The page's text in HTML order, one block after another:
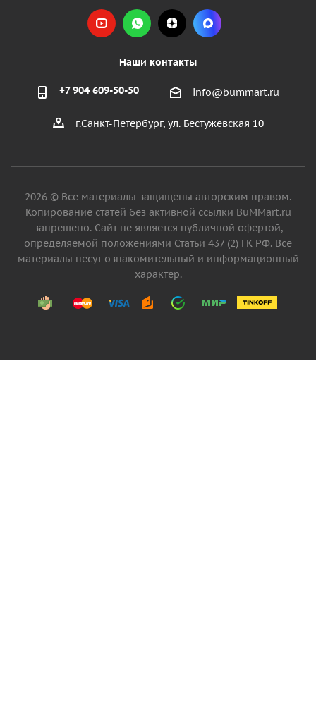
Наши контакты
+7 904 609-50-50 info@bummart.ru
г.Санкт-Петербург, ул. Бестужевская 10
2026 © Все материалы защищены авторским правом.
Копирование статей без активной ссылки BuMMart.ru
запрещено. Сайт не является публичной офертой,
определяемой положениями Статьи 437 (2) ГК РФ. Все
материалы несут ознакомительный и информационный
характер.